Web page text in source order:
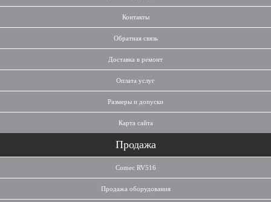
Контакты
Обратная связь
Доставка в ремонт
Оплата услуг
Размеры и допуски
Карта сайта
Продажа
Comec RV516
Продажа оборудования